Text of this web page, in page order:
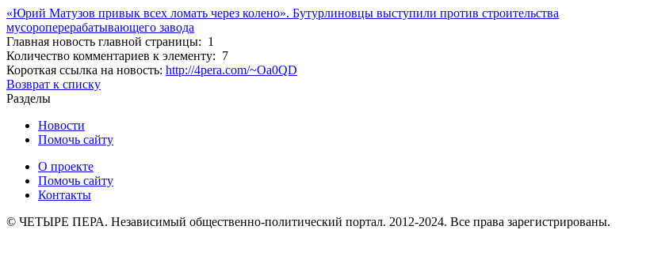
«Юрий Матузов привык всех ломать через колено». Бутурлиновцы выступили против строительства
мусороперерабатывающего завода
Главная новость главной страницы: 1
Количество комментариев к элементу: 7
Короткая ссылка на новость: http://4pera.com/~Oa0QD
Возврат к списку
Разделы
Новости
Помочь сайту
О проекте
Помочь сайту
Контакты
© ЧЕТЫРЕ ПЕРА. Независимый общественно-политический портал. 2012-2024. Все права зарегистрированы.